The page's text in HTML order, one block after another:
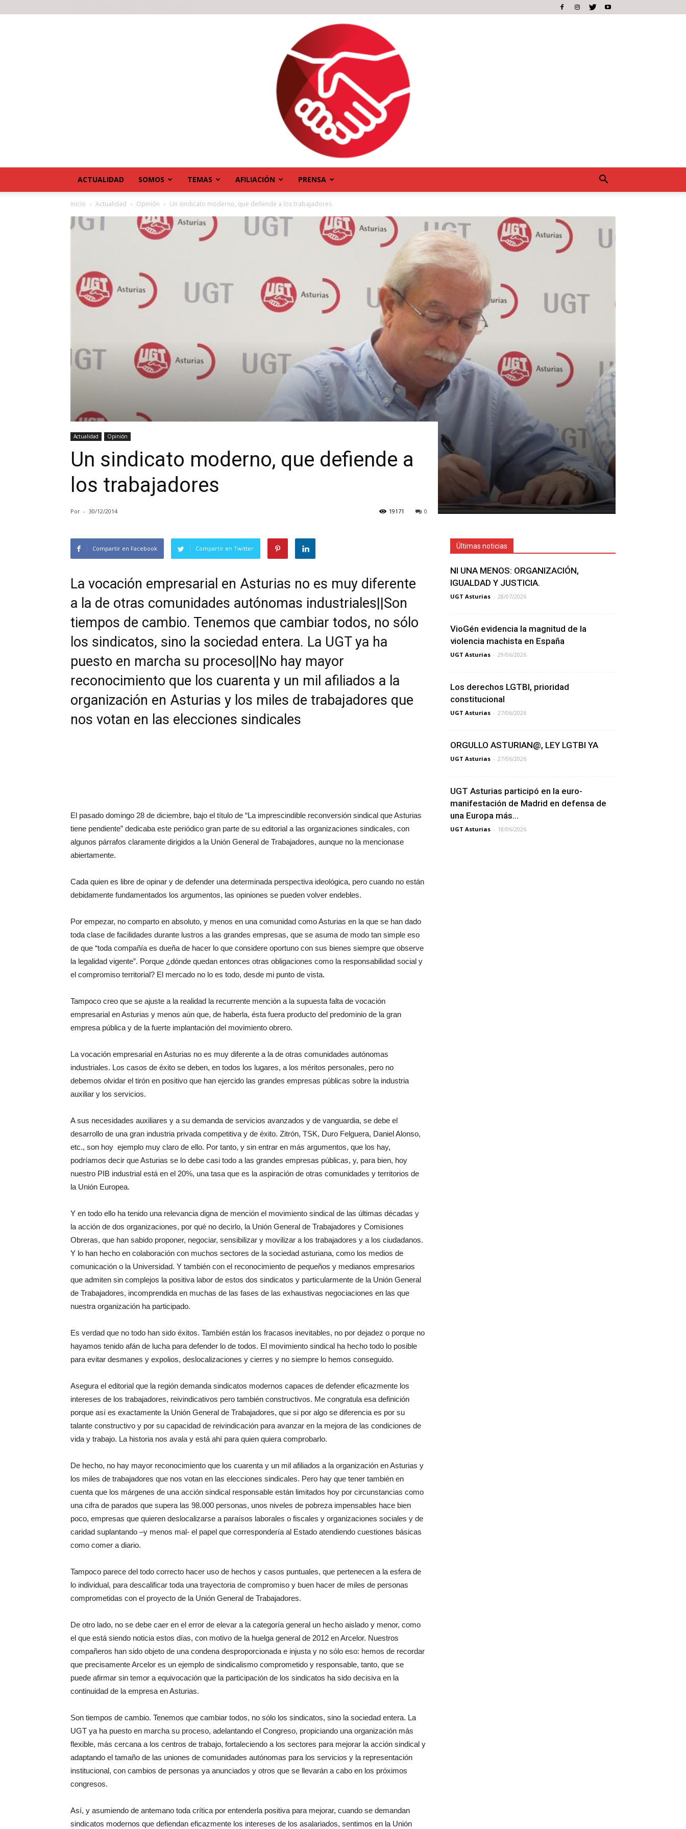
ACTUALIDAD SOMOS TEMAS AFILIACIÓN PRENSA
Inicio Actualidad Opinión Un sindicato moderno, que defiende a los trabajadores
Actualidad Opinión
Un sindicato moderno, que defiende a
los trabajadores
Por - 30/12/2014 0
19171
Compartir en Facebook Compartir en Twitter
La vocación empresarial en Asturias no es muy diferente
a la de otras comunidades autónomas industriales||Son
tiempos de cambio. Tenemos que cambiar todos, no sólo
los sindicatos, sino la sociedad entera. La UGT ya ha
puesto en marcha su proceso||No hay mayor
reconocimiento que los cuarenta y un mil afiliados a la
organización en Asturias y los miles de trabajadores que
nos votan en las elecciones sindicales
El pasado domingo 28 de diciembre, bajo el título de “La imprescindible reconversión sindical que Asturias
tiene pendiente” dedicaba este periódico gran parte de su editorial a las organizaciones sindicales, con
algunos párrafos claramente dirigidos a la Unión General de Trabajadores, aunque no la mencionase
abiertamente.
Cada quien es libre de opinar y de defender una determinada perspectiva ideológica, pero cuando no están
debidamente fundamentados los argumentos, las opiniones se pueden volver endebles.
Por empezar, no comparto en absoluto, y menos en una comunidad como Asturias en la que se han dado
toda clase de facilidades durante lustros a las grandes empresas, que se asuma de modo tan simple eso
de que “toda compañía es dueña de hacer lo que considere oportuno con sus bienes siempre que observe
la legalidad vigente”. Porque ¿dónde quedan entonces otras obligaciones como la responsabilidad social y
el compromiso territorial? El mercado no lo es todo, desde mi punto de vista.
Tampoco creo que se ajuste a la realidad la recurrente mención a la supuesta falta de vocación
empresarial en Asturias y menos aún que, de haberla, ésta fuera producto del predominio de la gran
empresa pública y de la fuerte implantación del movimiento obrero.
La vocación empresarial en Asturias no es muy diferente a la de otras comunidades autónomas
industriales. Los casos de éxito se deben, en todos los lugares, a los méritos personales, pero no
debemos olvidar el tirón en positivo que han ejercido las grandes empresas públicas sobre la industria
auxiliar y los servicios.
A sus necesidades auxiliares y a su demanda de servicios avanzados y de vanguardia, se debe el
desarrollo de una gran industria privada competitiva y de éxito. Zitrón, TSK, Duro Felguera, Daniel Alonso,
etc., son hoy ejemplo muy claro de ello. Por tanto, y sin entrar en más argumentos, que los hay,
podríamos decir que Asturias se lo debe casi todo a las grandes empresas públicas, y, para bien, hoy
nuestro PIB industrial está en el 20%, una tasa que es la aspiración de otras comunidades y territorios de
la Unión Europea.
Y en todo ello ha tenido una relevancia digna de mención el movimiento sindical de las últimas décadas y
la acción de dos organizaciones, por qué no decirlo, la Unión General de Trabajadores y Comisiones
Obreras, que han sabido proponer, negociar, sensibilizar y movilizar a los trabajadores y a los ciudadanos.
Y lo han hecho en colaboración con muchos sectores de la sociedad asturiana, como los medios de
comunicación o la Universidad. Y también con el reconocimiento de pequeños y medianos empresarios
que admiten sin complejos la positiva labor de estos dos sindicatos y particularmente de la Unión General
de Trabajadores, incomprendida en muchas de las fases de las exhaustivas negociaciones en las que
nuestra organización ha participado.
Es verdad que no todo han sido éxitos. También están los fracasos inevitables, no por dejadez o porque no
hayamos tenido afán de lucha para defender lo de todos. El movimiento sindical ha hecho todo lo posible
para evitar desmanes y expolios, deslocalizaciones y cierres y no siempre lo hemos conseguido.
Asegura el editorial que la región demanda sindicatos modernos capaces de defender eficazmente los
intereses de los trabajadores, reivindicativos pero también constructivos. Me congratula esa definición
porque así es exactamente la Unión General de Trabajadores, que si por algo se diferencia es por su
talante constructivo y por su capacidad de reivindicación para avanzar en la mejora de las condiciones de
vida y trabajo. La historia nos avala y está ahí para quien quiera comprobarlo.
De hecho, no hay mayor reconocimiento que los cuarenta y un mil afiliados a la organización en Asturias y
los miles de trabajadores que nos votan en las elecciones sindicales. Pero hay que tener también en
cuenta que los márgenes de una acción sindical responsable están limitados hoy por circunstancias como
una cifra de parados que supera las 98.000 personas, unos niveles de pobreza impensables hace bien
poco, empresas que quieren deslocalizarse a paraísos laborales o fiscales y organizaciones sociales y de
caridad suplantando –y menos mal- el papel que correspondería al Estado atendiendo cuestiones básicas
como comer a diario.
Tampoco parece del todo correcto hacer uso de hechos y casos puntuales, que pertenecen a la esfera de
lo individual, para descalificar toda una trayectoria de compromiso y buen hacer de miles de personas
comprometidas con el proyecto de la Unión General de Trabajadores.
De otro lado, no se debe caer en el error de elevar a la categoría general un hecho aislado y menor, como
el que está siendo noticia estos días, con motivo de la huelga general de 2012 en Arcelor. Nuestros
compañeros han sido objeto de una condena desproporcionada e injusta y no sólo eso: hemos de recordar
que precisamente Arcelor es un ejemplo de sindicalismo comprometido y responsable, tanto, que se
puede afirmar sin temor a equivocación que la participación de los sindicatos ha sido decisiva en la
continuidad de la empresa en Asturias.
Son tiempos de cambio. Tenemos que cambiar todos, no sólo los sindicatos, sino la sociedad entera. La
UGT ya ha puesto en marcha su proceso, adelantando el Congreso, propiciando una organización más
flexible, más cercana a los centros de trabajo, fortaleciendo a los sectores para mejorar la acción sindical y
adaptando el tamaño de las uniones de comunidades autónomas para los servicios y la representación
institucional, con cambios de personas ya anunciados y otros que se llevarán a cabo en los próximos
congresos.
Así, y asumiendo de antemano toda crítica por entenderla positiva para mejorar, cuando se demandan
sindicatos modernos que defiendan eficazmente los intereses de los asalariados, sentimos en la Unión
Últimas noticias
NI UNA MENOS: ORGANIZACIÓN,
IGUALDAD Y JUSTICIA.
UGT Asturias - 28/07/2026
VioGén evidencia la magnitud de la
violencia machista en España
UGT Asturias - 29/06/2026
Los derechos LGTBI, prioridad
constitucional
UGT Asturias - 27/06/2026
ORGULLO ASTURIAN@, LEY LGTBI YA
UGT Asturias - 27/06/2026
UGT Asturias participó en la euro-
manifestación de Madrid en defensa de
una Europa más...
UGT Asturias - 18/06/2026